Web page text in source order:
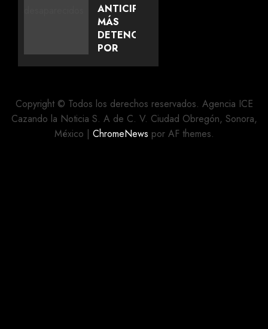
GRACIELA
PALOMARES
POR
DICHOS
AGOSTO 8,
2026
0
ANTICIPA
MÁS
DETENCIONES
POR
“VERDAD
JUSTICIA”
Copyright © Todos los derechos reservados. Agencia ICE
Cazando la Noticia S. A de C. V. Ciudad Obregón, Sonora,
México | ChromeNews por AF themes.